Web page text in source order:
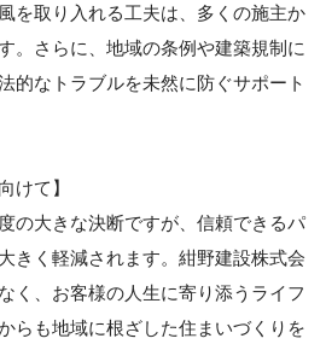
を取り入れる工夫は、多くの施主か
。さらに、地域の条例や建築規制に
的なトラブルを未然に防ぐサポート
けて】
の大きな決断ですが、信頼できるパ
きく軽減されます。紺野建設株式会
く、お客様の人生に寄り添うライフ
らも地域に根ざした住まいづくりを